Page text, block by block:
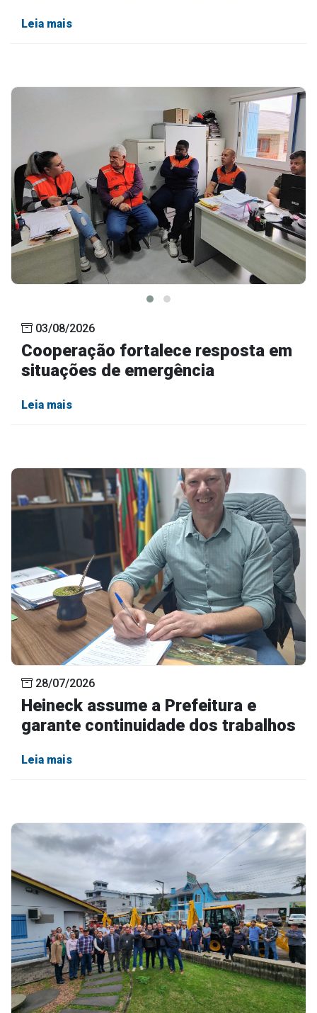
Contato
Página Inicial
Leia mais
03/08/2026
Cooperação fortalece resposta em
situações de emergência
Leia mais
28/07/2026
Heineck assume a Prefeitura e
garante continuidade dos trabalhos
Leia mais